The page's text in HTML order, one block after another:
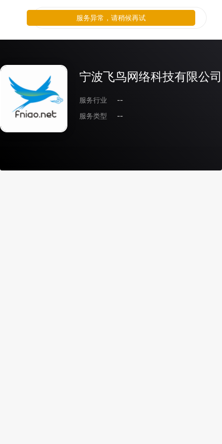
宁波飞鸟网络科技有限公司
服务行业
--
服务类型
--
服务异常，请稍候再试